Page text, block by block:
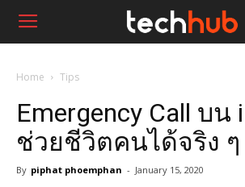
Home Tips
Emergency Call บน
ช่วยชีวิตคนได้จริง ๆ
By piphat phoemphan - January 15, 2020